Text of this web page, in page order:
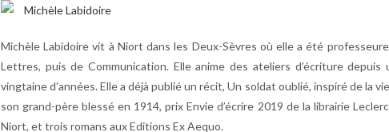
Michèle Labidoire vit à Niort dans les Deux-Sèvres où elle a été
Lettres, puis de Communication. Elle anime des ateliers d’écriture depuis
vingtaine d’années. Elle a déjà publié un récit, Un soldat oublié, inspiré de la
son grand-père blessé en 1914, prix Envie d’écrire 2019 de la librairie
Niort, et trois romans aux Editions Ex Aequo.